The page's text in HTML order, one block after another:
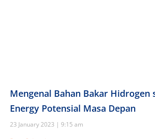
Mengenal Bahan Bakar Hidrogen
Energy Potensial Masa Depan
23 January 2023
9:15 am